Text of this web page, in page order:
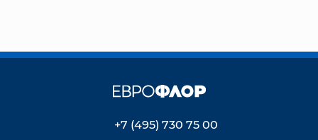
+7 (495) 730 75 00